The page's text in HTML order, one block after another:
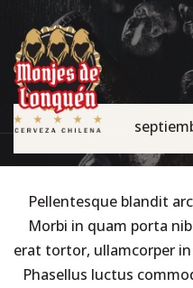
Pellentesque blandit
Morbi in quam porta
erat tortor, ullamcorper
Phasellus luctus